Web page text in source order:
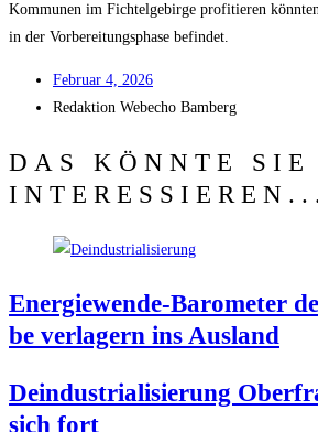
Kom­mu­nen im Fich­tel­ge­bir­ge pro­fi­tie­ren
in der Vor­be­rei­tungs­pha­se befindet.
Febru­ar 4, 2026
Redak­ti­on Web­echo Bamberg
DAS KÖNNTE SIE
Ener­gie­wen­de-Baro­me­ter
be ver­la­gern ins Ausland
Deindus­tria­li­sie­rung
sich fort